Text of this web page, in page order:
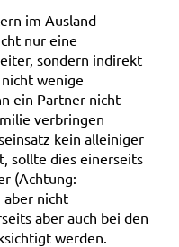
im Ausland
nur eine
sondern indirekt
wenige
ein Partner nicht
verbringen
kein alleiniger
sollte dies einerseits
(Achtung:
nicht
aber auch bei den
werden.